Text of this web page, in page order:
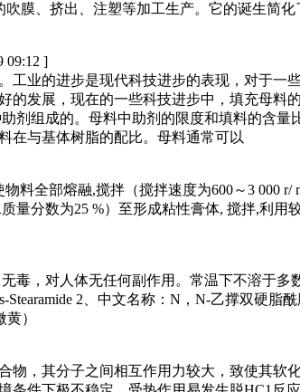
膜、挤出、注塑等加工生产。它的诞生简
09:12 ]
工业的进步是现代科技进步的表现，对于
的发展，现在的一些科技进步中，填充母
剂组成的。母料中助剂的限度和填料的含
在与基体树脂的配比。母料通常可以
料全部熔融,搅拌（搅拌速度为600～3 000
量分数为25 %）至形成粘性膏体, 搅拌,利
毒，对人体无任何副作用。常温下不溶于
2、中文名称：N，N-乙撑双硬
）
，其分子之间相互作用力较大，致使其软